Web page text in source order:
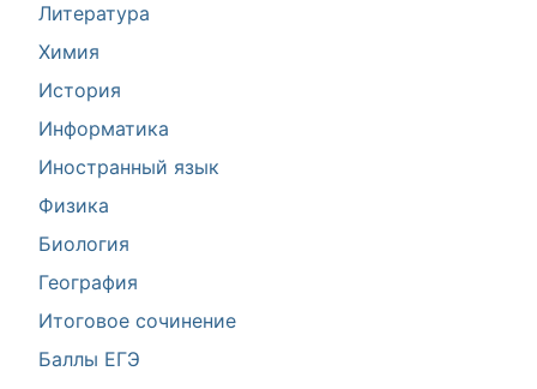
Литература
Химия
История
Информатика
Иностранный язык
Физика
Биология
География
Итоговое сочинение
Баллы ЕГЭ